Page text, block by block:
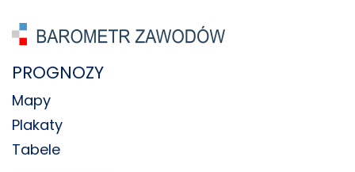
PROGNOZY
Mapy
Plakaty
Tabele